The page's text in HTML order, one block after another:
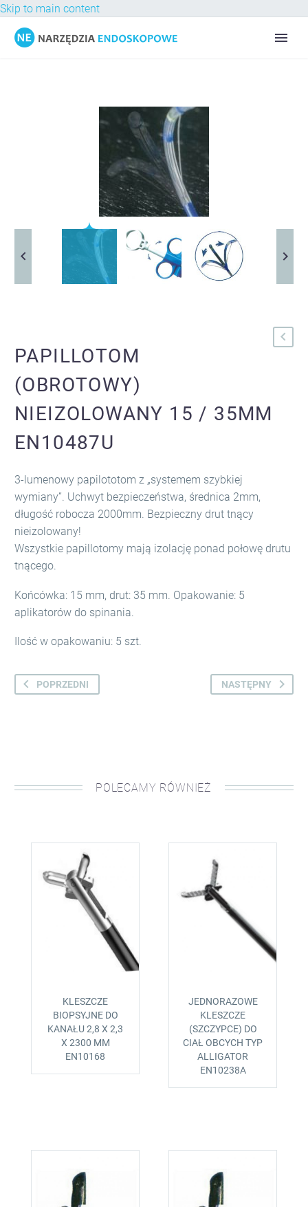
Skip to main content
PAPILLOTOM
(OBROTOWY)
NIEIZOLOWANY 15 / 35MM
EN10487U
3-lumenowy papilototom z „systemem szybkiej
wymiany”. Uchwyt bezpieczeństwa, średnica 2mm,
długość robocza 2000mm. Bezpieczny drut tnący
nieizolowany!
Wszystkie papillotomy mają izolację ponad połowę drutu
tnącego.
Końcówka: 15 mm, drut: 35 mm. Opakowanie: 5
aplikatorów do spinania.
Ilość w opakowaniu: 5 szt.
POPRZEDNI NASTĘPNY
POLECAMY RÓWNIEŻ
KLESZCZE
BIOPSYJNE DO
KANAŁU 2,8 X 2,3
X 2300 MM
EN10168
JEDNORAZOWE
KLESZCZE
(SZCZYPCE) DO
CIAŁ OBCYCH TYP
ALLIGATOR
EN10238A